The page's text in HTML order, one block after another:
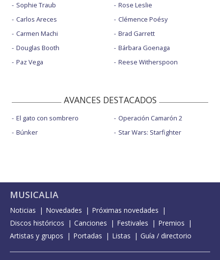
Sophie Traub
Carlos Areces
Carmen Machi
Douglas Booth
Paz Vega
Rose Leslie
Clémence Poésy
Brad Garrett
Bárbara Goenaga
Reese Witherspoon
AVANCES DESTACADOS
El gato con sombrero
Búnker
Operación Camarón 2
Star Wars: Starfighter
MUSICALIA
Noticias Novedades
Próximas novedades
Discos históricos
Canciones Festivales
Premios
Artistas y grupos
Portadas Listas Guía / directorio